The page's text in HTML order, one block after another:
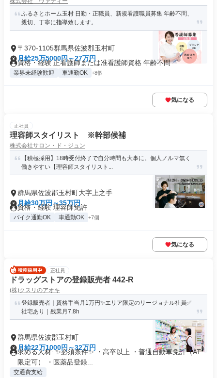
ふるさとホーム玉村 日勤・正職員、新規看護職員募集 年齢不問、
親切、丁寧に指導致します。
〒370-1105群馬県佐波郡玉村町
月給25万5000円～27万円
資格・経験 正看護師または准看護師資格 年齢不問
業界未経験歓迎 車通勤OK +8個
気になる
正社員
理容師スタイリスト ※幹部候補
株式会社サロン・ド・ジュン
【積極採用】18時受付終了で自分時間も大事に。個人ノルマ無く
働きやすい【理容師スタイリスト...
群馬県佐波郡玉村町大字上之手
月給30万円～35万円
資格・経験 理容師免許
バイク通勤OK 車通勤OK +7個
気になる
正社員
ドラッグストアの登録販売者 442-R
(株)クスリのアオキ
登録販売者｜資格手当月1万円✨エリア限定のリージョナル社員✅
社宅あり｜残業月7.8h
群馬県佐波郡玉村町
月給22万1000円～32万円
求める人材: ✨必須条件✨ ・高卒以上 ・普通自動車免許（AT
限定可） ・医薬品登録...
交通費支給